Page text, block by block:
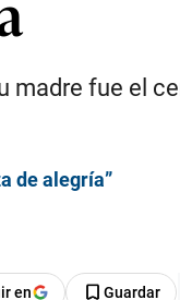
fue el
de alegría”
en Guardar